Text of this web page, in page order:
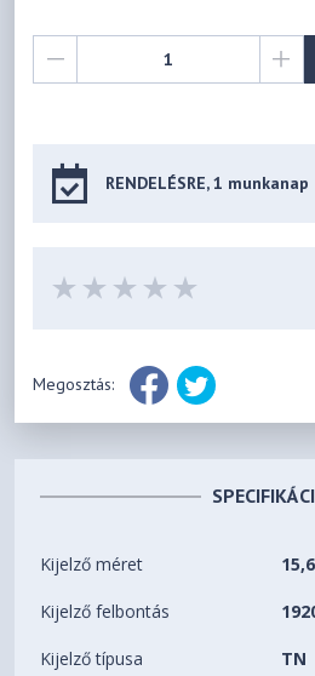
RENDELÉSRE, 1 munkanap
Megosztás:
Kijelző méret
Kijelző felbontás
Kijelző típusa TN